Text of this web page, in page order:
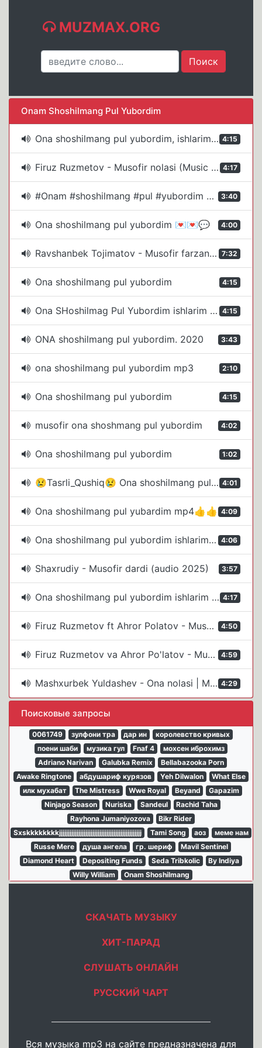
MUZMAX.ORG
Onam Shoshilmang Pul Yubordim
4:15
Ona shoshilmang pul yubordim, ishlarim juda zo'r uy oldim Onasini sog'inganlar uchun 480 X 480
4:17
Firuz Ruzmetov - Musofir nolasi (Music version)
3:40
#Onam #shoshilmang #pul #yubordim # Mashhurbek Yuldoshov
4:00
Ona shoshilmang pul yubordim 💌💌💬
7:32
Ravshanbek Tojimatov - Musofir farzand nolasi (Official Music Video)
4:15
Ona shoshilmang pul yubordim
4:15
Ona SHoshilmag Pul Yubordim ishlarim Juda Zor Uy Oldim Onasini Soginganlar Ichun
3:43
ONA shoshilmang pul yubordim. 2020
2:10
ona shoshilmang pul yubordim mp3
4:15
Ona shoshilmang pul yubordim
4:02
musofir ona shoshmang pul yubordim
1:02
Ona shoshilmang pul yubordim
4:01
😢Tasrli_Qushiq😢 Ona shoshilmang pul yubordim
4:09
Ona shoshilmang pul yubardim mp4👍👍
4:06
Ona shoshilmang pul yubordim ishlarim zor uy oldim.
3:57
Shaxrudiy - Musofir dardi (audio 2025)
4:17
Ona shoshilmang pul yubordim ishlarim juda zoʻr uy oldim.
4:50
Firuz Ruzmetov ft Ahror Polatov - Musofir Orzusi
4:59
Firuz Ruzmetov va Ahror Po'latov - Musofir orzusi | Фируз ва Ахрор - Мусофир орзуси (AUDIO)
4:29
Mashxurbek Yuldashev - Ona nolasi | Машхурбек Юлдашев - Она ноласи (music version)
Поисковые запросы
0061749 зулфони тра дар ин
королевство кривых
поени шаби
музика гул Fnaf 4
мохсен иброхимз
Adriano Narivan
Galubka Remix
Bellabazooka Porn
Awake Ringtone
абдушариф курязов Yeh Dilwalon
What Else
илк мухабат
The Mistress Wwe Royal Beyand
Gapazim
Ninjago Season
Nuriska Sandeul
Rachid Taha
Rayhona Jumaniyozova
Bikr Rider
Sxskkkkkkkkjjjjjjjjjjjjjjjjjjjjjjjjjjjjjjjjjjjjjjjjjjjjjjj
Tami Song аоз
меме нам
Russe Mere
душа ангела гр. шериф
Mavil Sentinel
Diamond Heart
Depositing Funds Seda Tribkolic
By Indiya
Willy William
Onam Shoshilmang
СКАЧАТЬ МУЗЫКУ
ХИТ-ПАРАД
СЛУШАТЬ ОНЛАЙН
РУССКИЙ ЧАРТ
Вся музыка mp3 на сайте предназначена для